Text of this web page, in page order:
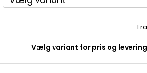
Fra
Vælg variant for pris og levering